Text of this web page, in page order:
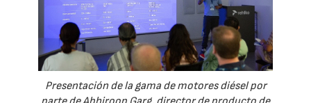
Presentación de la gama de motores diésel por